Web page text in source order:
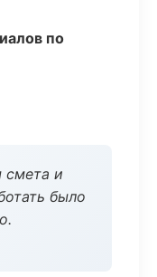
по
смета и
было